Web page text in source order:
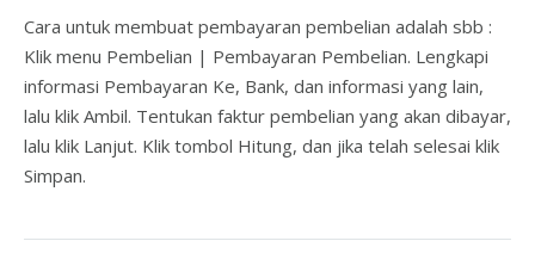
Cara untuk membuat pembayaran pembelian adalah sbb :
Klik menu Pembelian | Pembayaran Pembelian. Lengkapi
informasi Pembayaran Ke, Bank, dan informasi yang lain,
lalu klik Ambil. Tentukan faktur pembelian yang akan dibayar,
lalu klik Lanjut. Klik tombol Hitung, dan jika telah selesai klik
Simpan.